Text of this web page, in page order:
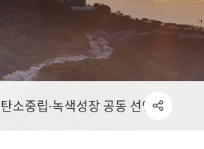
탄소중립∙녹색성장 공동 선언문